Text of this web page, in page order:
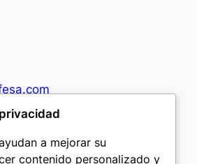
a mejorar su
contenido personalizado y